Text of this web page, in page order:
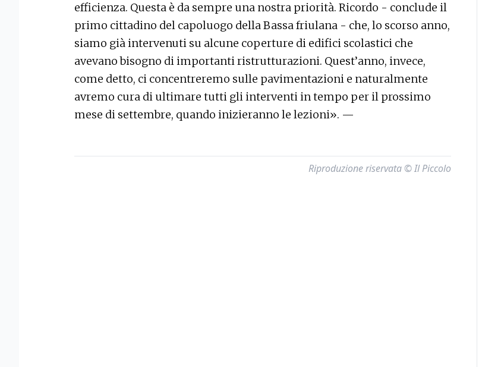
efficienza. Questa è da sempre una nostra priorità. Ricordo - conclude il
primo cittadino del capoluogo della Bassa friulana - che, lo scorso anno,
siamo già intervenuti su alcune coperture di edifici scolastici che
avevano bisogno di importanti ristrutturazioni. Quest’anno, invece,
come detto, ci concentreremo sulle pavimentazioni e naturalmente
avremo cura di ultimare tutti gli interventi in tempo per il prossimo
mese di settembre, quando inizieranno le lezioni». —
Riproduzione riservata © Il Piccolo